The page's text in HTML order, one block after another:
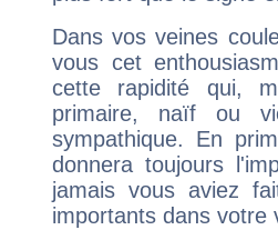
Dans vos veines
vous cet
cette rapidité qui,
primaire, naïf ou
sympathique. En
donnera toujours
jamais vous aviez
importants dans votre